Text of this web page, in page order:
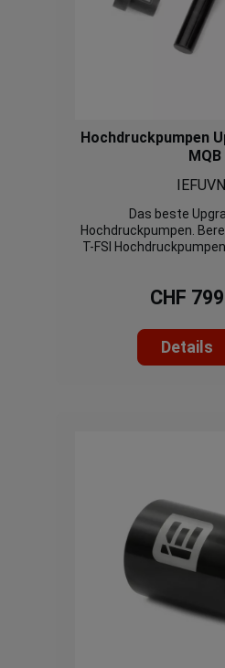
Hochdruckpumpen
MQB
Das beste
Hochdruckpumpen.
T-FSI
Mitbewerber mit
überzeugt das
Engineering mit
Langlebigkeit. Das
CHF
Details